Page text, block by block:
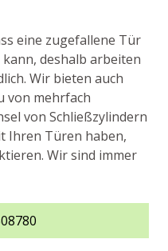
eine zugefallene Tür
deshalb arbeiten
Wir bieten auch
von mehrfach
von Schließzylindern
Ihren Türen haben,
Wir sind immer